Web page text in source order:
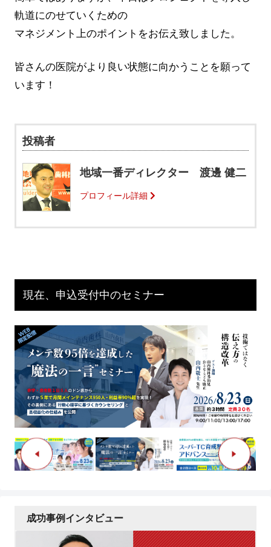
軌道にのせていくための
マネジメント上のポイントをお伝え致しました。
皆さんの医院がより良い状態に向かうことを願って
います！
投稿者
地域一番ディレクター 渡邊 健二
プロフィール詳細
現在、申込受付中のセミナー
成功事例インタビュー